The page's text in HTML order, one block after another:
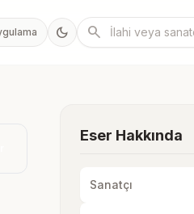
dark_mode search
Eser Hakkında
Sanatçı